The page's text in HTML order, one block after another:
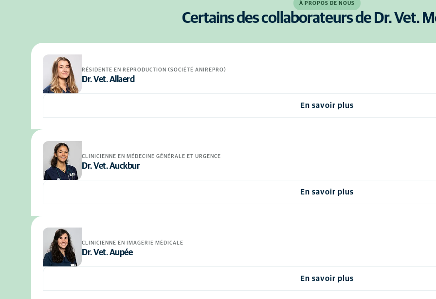
À PROPOS DE NOUS
Certains des collaborateurs de Dr. Vet.
RÉSIDENTE EN REPRODUCTION (SOCIÉTÉ ANIREPRO)
Dr. Vet. Allaerd
En savoir plus
CLINICIENNE EN MÉDECINE GÉNÉRALE ET URGENCE
Dr. Vet. Auckbur
En savoir plus
CLINICIENNE EN IMAGERIE MÉDICALE
Dr. Vet. Aupée
En savoir plus